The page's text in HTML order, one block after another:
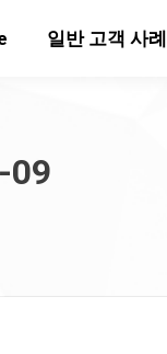
일반 고객 사례
09